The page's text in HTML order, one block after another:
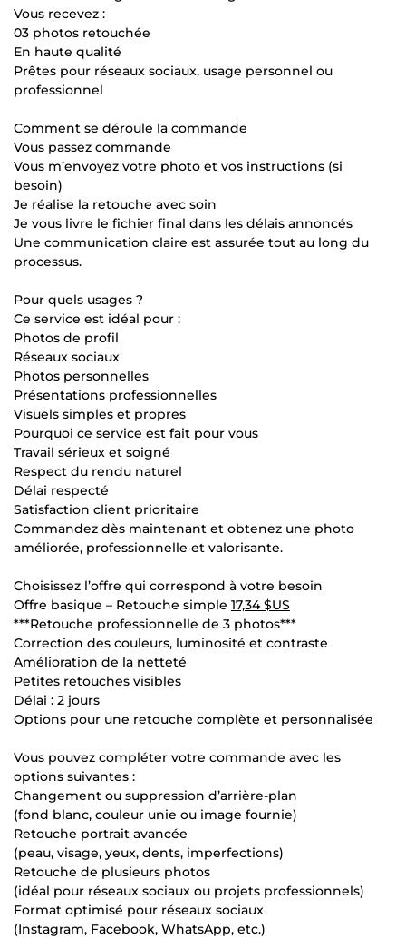
Vous recevez :
03 photos retouchée
En haute qualité
Prêtes pour réseaux sociaux, usage personnel ou
professionnel
Comment se déroule la commande
Vous passez commande
Vous m’envoyez votre photo et vos instructions (si
besoin)
Je réalise la retouche avec soin
Je vous livre le fichier final dans les délais annoncés
Une communication claire est assurée tout au long du
processus.
Pour quels usages ?
Ce service est idéal pour :
Photos de profil
Réseaux sociaux
Photos personnelles
Présentations professionnelles
Visuels simples et propres
Pourquoi ce service est fait pour vous
Travail sérieux et soigné
Respect du rendu naturel
Délai respecté
Satisfaction client prioritaire
Commandez dès maintenant et obtenez une photo
améliorée, professionnelle et valorisante.
Choisissez l’offre qui correspond à votre besoin
Offre basique – Retouche simple 17,34 $US
***Retouche professionnelle de 3 photos***
Correction des couleurs, luminosité et contraste
Amélioration de la netteté
Petites retouches visibles
Délai : 2 jours
Options pour une retouche complète et personnalisée
Vous pouvez compléter votre commande avec les
options suivantes :
Changement ou suppression d’arrière-plan
(fond blanc, couleur unie ou image fournie)
Retouche portrait avancée
(peau, visage, yeux, dents, imperfections)
Retouche de plusieurs photos
(idéal pour réseaux sociaux ou projets professionnels)
Format optimisé pour réseaux sociaux
(Instagram, Facebook, WhatsApp, etc.)